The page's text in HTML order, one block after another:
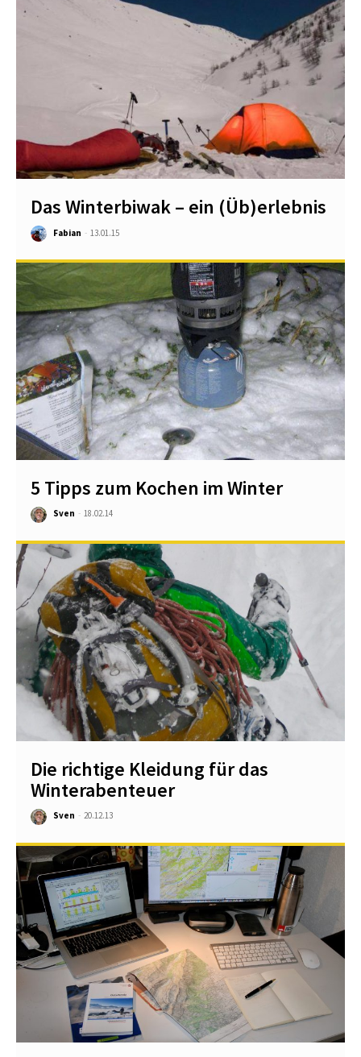
Das Winterbiwak – ein (Üb)erlebnis
Fabian - 13.01.15
5 Tipps zum Kochen im Winter
Sven - 18.02.14
Die richtige Kleidung für das
Winterabenteuer
Sven - 20.12.13